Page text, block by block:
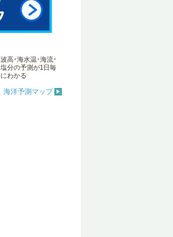
波高･海水温･海流･
塩分の予測が1日毎
にわかる
海洋予測マップ